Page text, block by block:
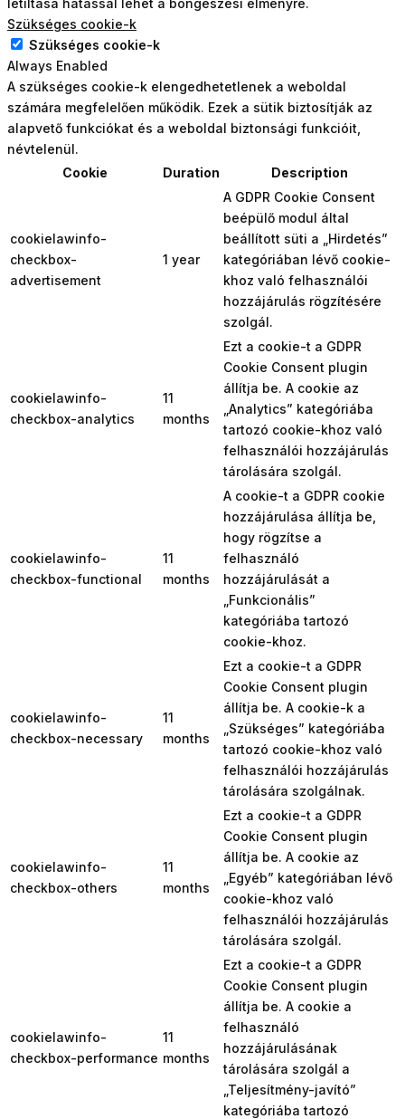
Szükséges cookie-k
Szükséges cookie-k
Always Enabled
A szükséges cookie-k elengedhetetlenek a weboldal
számára megfelelően működik. Ezek a sütik biztosítják az
alapvető funkciókat és a weboldal biztonsági funkcióit,
névtelenül.
Cookie
Duration Description
cookielawinfo-
checkbox-
advertisement
1 year
A GDPR Cookie Consent
beépülő modul által
beállított süti a „Hirdetés”
kategóriában lévő cookie-
khoz való felhasználói
hozzájárulás rögzítésére
szolgál.
cookielawinfo-
checkbox-analytics
11
months
Ezt a cookie-t a GDPR
Cookie Consent plugin
állítja be. A cookie az
„Analytics” kategóriába
tartozó cookie-khoz való
felhasználói hozzájárulás
tárolására szolgál.
cookielawinfo-
checkbox-functional
11
months
A cookie-t a GDPR cookie
hozzájárulása állítja be,
hogy rögzítse a
felhasználó
hozzájárulását a
„Funkcionális”
kategóriába tartozó
cookie-khoz.
cookielawinfo-
checkbox-necessary
11
months
Ezt a cookie-t a GDPR
Cookie Consent plugin
állítja be. A cookie-k a
„Szükséges” kategóriába
tartozó cookie-khoz való
felhasználói hozzájárulás
tárolására szolgálnak.
cookielawinfo-
checkbox-others
11
months
Ezt a cookie-t a GDPR
Cookie Consent plugin
állítja be. A cookie az
„Egyéb” kategóriában lévő
cookie-khoz való
felhasználói hozzájárulás
tárolására szolgál.
cookielawinfo-
checkbox-performance
11
months
Ezt a cookie-t a GDPR
Cookie Consent plugin
állítja be. A cookie a
felhasználó
hozzájárulásának
tárolására szolgál a
„Teljesítmény-javító”
kategóriába tartozó